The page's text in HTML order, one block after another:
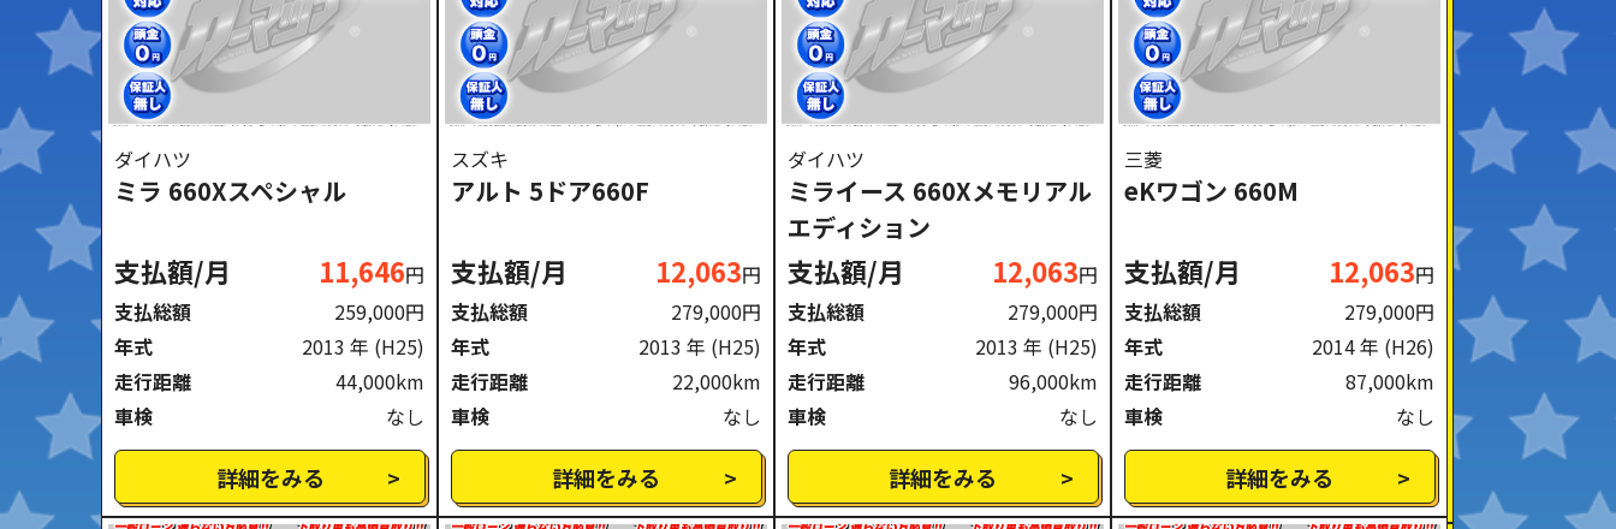
ダイハツ
ミラ 660Xスペシャル
支払額/月 11,646円
支払総額
259,000円
年式
2013 年 (H25)
走行距離
44,000km
車検
なし
詳細をみる
スズキ
アルト 5ドア660F
支払額/月 12,063円
支払総額
279,000円
年式
2013 年 (H25)
走行距離
22,000km
車検
なし
詳細をみる
ダイハツ
ミライース 660Xメモリアル
エディション
支払額/月 12,063円
支払総額
279,000円
年式
2013 年 (H25)
走行距離
96,000km
車検
なし
詳細をみる
三菱
eKワゴン 660M
支払額/月 12,063円
支払総額
279,000円
年式
2014 年 (H26)
走行距離
87,000km
車検
なし
詳細をみる